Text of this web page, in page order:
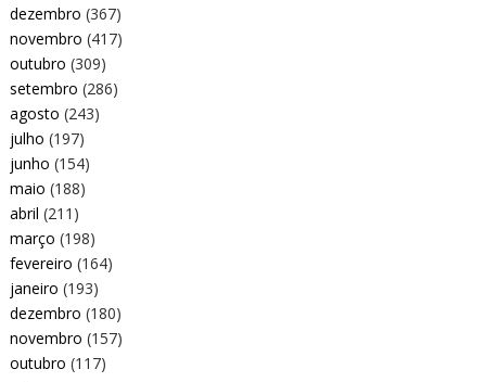
dezembro (367)
novembro (417)
outubro (309)
setembro (286)
agosto (243)
julho (197)
junho (154)
maio (188)
abril (211)
março (198)
fevereiro (164)
janeiro (193)
dezembro (180)
novembro (157)
outubro (117)